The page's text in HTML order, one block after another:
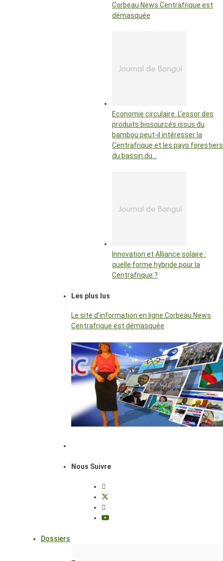
Corbeau News Centrafrique est
démasquée
Economie circulaire. L’essor des
produits biosourcés issus du
bambou peut-il intéresser la
Centrafrique et les pays forestiers
du bassin du…
Innovation et Alliance solaire :
quelle forme hybride pour la
Centrafrique ?
Les plus lus
Le site d’information en ligne Corbeau News
Centrafrique est démasquée
Nous Suivre
Dossiers